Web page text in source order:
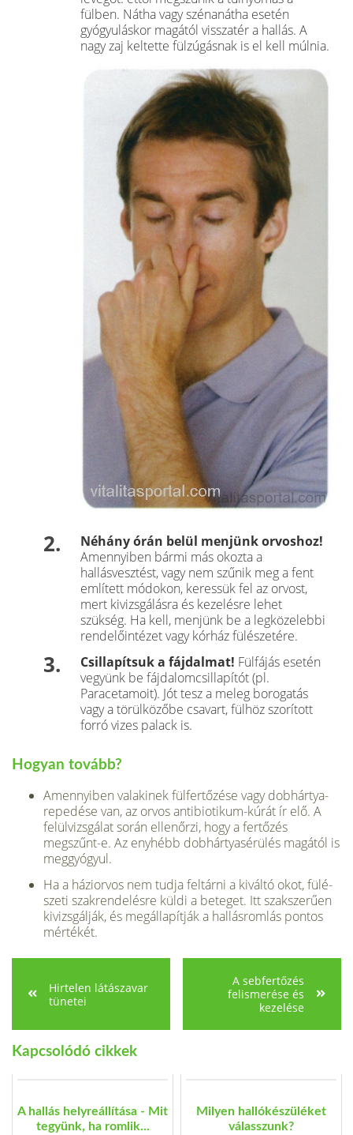
fülben. Nátha vagy szénanátha esetén
gyógyuláskor ma­gától visszatér a hallás. A
nagy zaj keltette fülzúgásnak is el kell múlnia.
Néhány órán belül menjünk orvoshoz!
Amennyiben bármi más okozta a
hallásvesztést, vagy nem szűnik meg a fent
említett módokon, keressük fel az orvost,
mert kivizsgálásra és kezelésre lehet
szükség. Ha kell, menjünk be a legközelebbi
rendelőintézet vagy kórház fülészetére.
Csillapítsuk a fájdalmat! Fülfájás esetén
vegyünk be fájdalomcsillapítót (pl.
Paracetamoit). Jót tesz a meleg borogatás
vagy a törülközőbe csavart, fülhöz szorított
forró vizes palack is.
Hogyan tovább?
Amennyiben valakinek fülfertőzése vagy dobhártya­
repedése van, az orvos antibiotikum-kúrát ír elő. A
felülvizsgálat során ellenőrzi, hogy a fertőzés
megszűnt-e. Az enyhébb dobhártyasérülés magától is
meggyógyul.
Ha a háziorvos nem tudja feltárni a kiváltó okot, fülé­
szeti szakrendelésre küldi a beteget. Itt szakszerűen
kivizsgálják, és megállapítják a hallásromlás pontos
mértékét.
Hirtelen látászavar
tünetei
A sebfertőzés
felismerése és
kezelése
Kapcsolódó cikkek
A hallás helyreállítása - Mit
tegyünk, ha romlik...
Milyen hallókészüléket
válasszunk?